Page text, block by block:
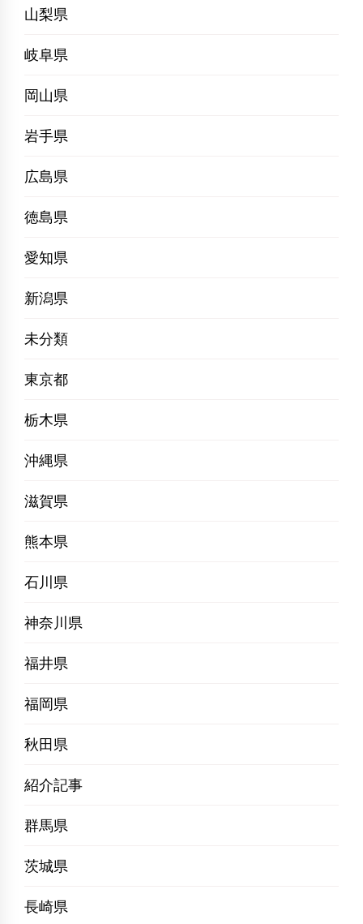
山梨県
岐阜県
岡山県
岩手県
広島県
徳島県
愛知県
新潟県
未分類
東京都
栃木県
沖縄県
滋賀県
熊本県
石川県
神奈川県
福井県
福岡県
秋田県
紹介記事
群馬県
茨城県
長崎県